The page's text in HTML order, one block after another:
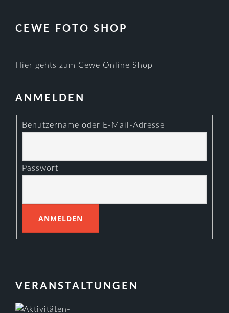
CEWE FOTO SHOP
Hier gehts zum Cewe Online Shop
ANMELDEN
Benutzername oder E-Mail-Adresse
Passwort
VERANSTALTUNGEN